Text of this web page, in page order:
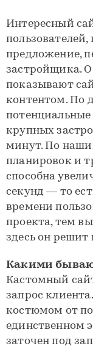
Интересный
предложение,
застройщика.
показывают
контентом. По
потенциальные
крупных
минут. По
планировок и
способна
секунд — то
времени
проекта, тем
здесь он решит
Какими
Кастомный
запрос
костюмом от
единственном
заточен под